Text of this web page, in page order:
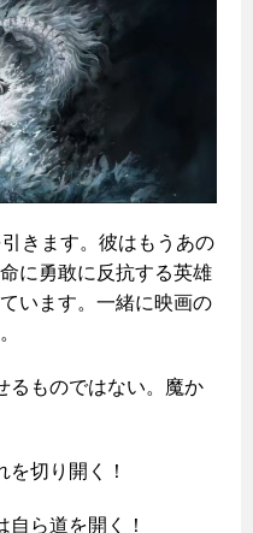
きます。彼はもうあの
に勇敢に反抗する英雄
います。一緒に映画の
るものではない。魔か
切り開く！
ら道を開く！